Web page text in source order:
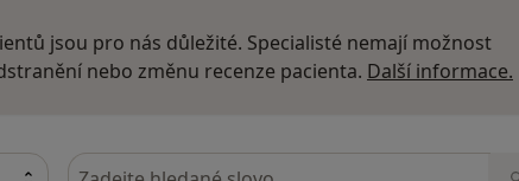
jsou pro nás důležité. Specialisté nemají možnost
nebo změnu recenze pacienta. Další informace.
Hledejte v názorech